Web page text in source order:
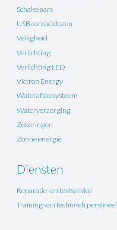
Schakelaars
USB contactdozen
Veiligheid
Verlichting
Verlichting LED
Victron Energy
Wateraftapsysteem
Waterverzorging
Zekeringen
Zonne energie
Diensten
Reparatie- en testservice
Training van technisch personeel